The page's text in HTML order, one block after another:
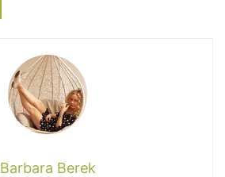
Barbara Berek